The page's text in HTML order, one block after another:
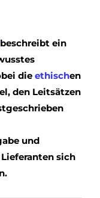
beschreibt ein
die ethischen
den Leitsätzen
und
sich